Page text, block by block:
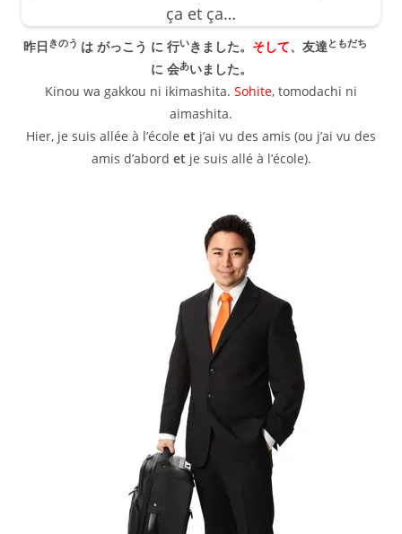
ça et ça…
昨日 きのう は がっこう に 行いきました。 そして、友達ともだち
に 会あいました。
Kinou wa gakkou ni ikimashita. Sohite, tomodachi ni
aimashita.
Hier, je suis allée à l’école et j’ai vu des amis (ou j’ai vu des
amis d’abord et je suis allé à l’école).